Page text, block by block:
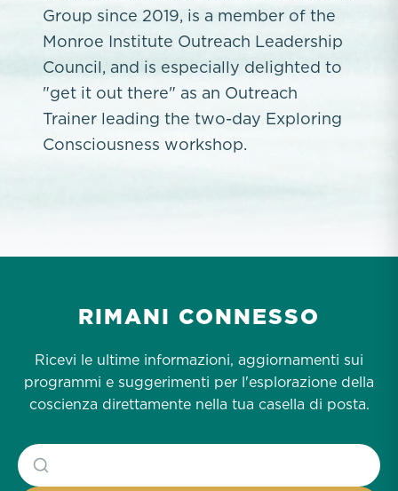
Group since 2019, is a member of the
Monroe Institute Outreach Leadership
Council, and is especially delighted to
"get it out there" as an Outreach
Trainer leading the two-day Exploring
Consciousness workshop.
RIMANI CONNESSO
Ricevi le ultime informazioni, aggiornamenti sui
programmi e suggerimenti per l'esplorazione della
coscienza direttamente nella tua casella di posta.